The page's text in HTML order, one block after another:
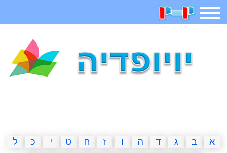
תפריט
א ב ג ד ה ו ז ח ט י כ
ל